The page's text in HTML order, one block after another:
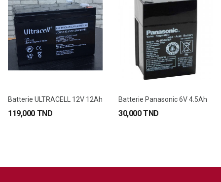
Batterie ULTRACELL 12V 12Ah
119,000 TND
Batterie Panasonic 6V 4.5Ah
30,000 TND